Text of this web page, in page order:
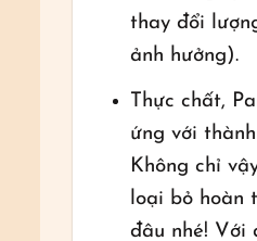
thay đổi
ảnh hưởng).
Thực chất,
ứng với
Không chỉ
loại bỏ hoàn
đâu nhé! Với